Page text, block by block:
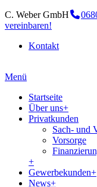
C. Weber GmbH
vereinbaren!
Kontakt
Menü
Startseite
Über uns+
Privatkunden
Sach- und
Vorsorge
+
Gewerbekunden+
News+